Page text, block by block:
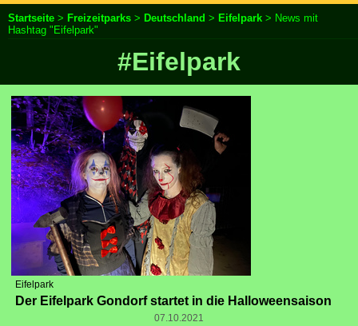
Startseite > Freizeitparks > Deutschland > Eifelpark > News mit
Hashtag "Eifelpark"
#Eifelpark
Eifelpark
Der Eifelpark Gondorf startet in die Halloweensaison
07.10.2021